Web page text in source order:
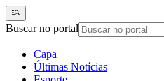
Buscar no portal
Capa
Últimas Notícias